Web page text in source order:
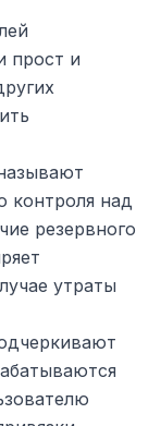
прост и
контроля над
резервного
утраты